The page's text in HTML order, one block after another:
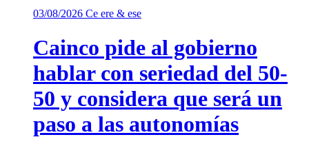
03/08/2026 Ce ere & ese
Cainco pide al gobierno
hablar con seriedad del 50-
50 y considera que será un
paso a las autonomías